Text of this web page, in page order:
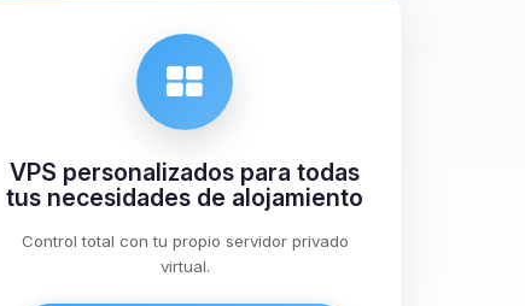
VPS personalizados para todas
tus necesidades de alojamiento
Control total con tu propio servidor privado
virtual.